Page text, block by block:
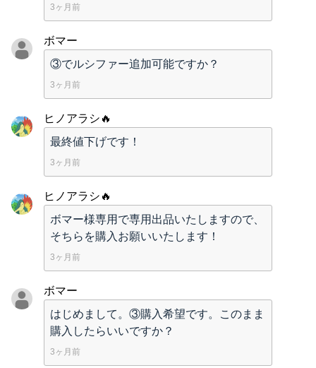
3ヶ月前
ボマー
③でルシファー追加可能ですか？
3ヶ月前
ヒノアラシ🔥
最終値下げです！
3ヶ月前
ヒノアラシ🔥
ボマー様専用で専用出品いたしますので、
そちらを購入お願いいたします！
3ヶ月前
ボマー
はじめまして。③購入希望です。このまま
購入したらいいですか？
3ヶ月前